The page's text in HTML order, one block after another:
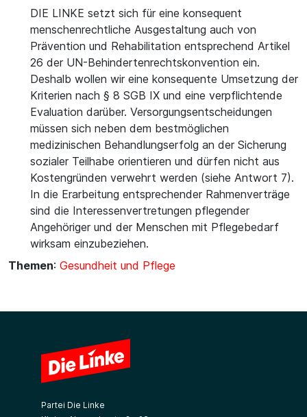
DIE LINKE setzt sich für eine konsequent
menschenrechtliche Ausgestaltung auch von
Prävention und Rehabilitation entsprechend Artikel
26 der UN-Behindertenrechtskonvention ein.
Deshalb wollen wir eine konsequente Umsetzung der
Kriterien nach § 8 SGB IX und eine verpflichtende
Evaluation darüber. Versorgungsentscheidungen
müssen sich neben dem bestmöglichen
medizinischen Behandlungserfolg an der Sicherung
sozialer Teilhabe orientieren und dürfen nicht aus
Kostengründen verwehrt werden (siehe Antwort 7).
In die Erarbeitung entsprechender Rahmenverträge
sind die Interessenvertretungen pflegender
Angehöriger und der Menschen mit Pflegebedarf
wirksam einzubeziehen.
Themen: Gesundheit und Pflege
Partei Die Linke